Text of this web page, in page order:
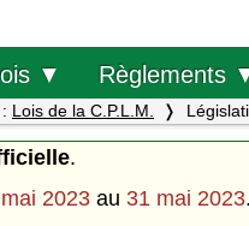
▼ Règlements
Lois de la C.P.L.M.
.
2023 au 31 mai 2023.